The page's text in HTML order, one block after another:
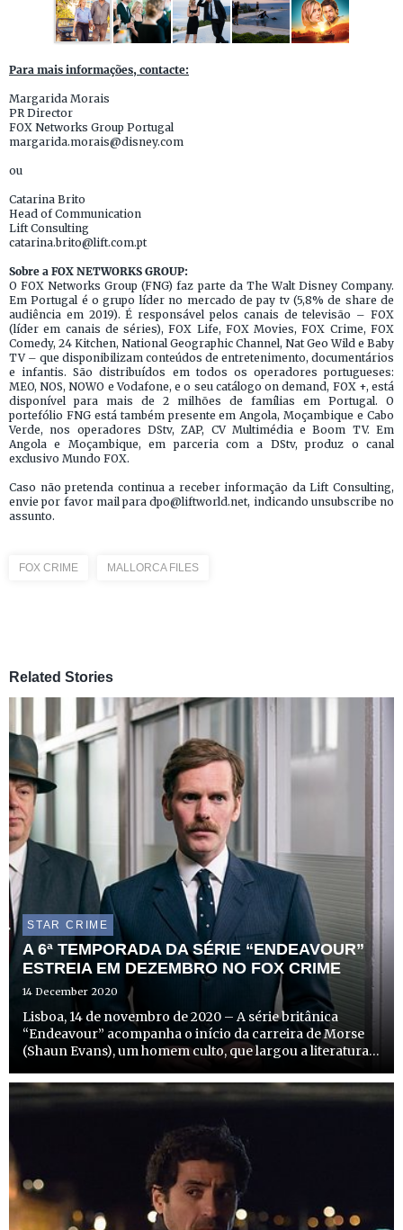
Para mais informações, contacte:
Margarida Morais
PR Director
FOX Networks Group Portugal
margarida.morais@disney.com
ou
Catarina Brito
Head of Communication
Lift Consulting
catarina.brito@lift.com.pt
Sobre a FOX NETWORKS GROUP:
O FOX Networks Group (FNG) faz parte da The Walt Disney Company.
Em Portugal é o grupo líder no mercado de pay tv (5,8% de share de
audiência em 2019). É responsável pelos canais de televisão – FOX
(líder em canais de séries), FOX Life, FOX Movies, FOX Crime, FOX
Comedy, 24 Kitchen, National Geographic Channel, Nat Geo Wild e Baby
TV – que disponibilizam conteúdos de entretenimento, documentários
e infantis. São distribuídos em todos os operadores portugueses:
MEO, NOS, NOWO e Vodafone, e o seu catálogo on demand, FOX +, está
disponível para mais de 2 milhões de famílias em Portugal. O
portefólio FNG está também presente em Angola, Moçambique e Cabo
Verde, nos operadores DStv, ZAP, CV Multimédia e Boom TV. Em
Angola e Moçambique, em parceria com a DStv, produz o canal
exclusivo Mundo FOX.
Caso não pretenda continua a receber informação da Lift Consulting,
envie por favor mail para dpo@liftworld.net, indicando unsubscribe no
assunto.
FOX CRIME MALLORCA FILES
Related Stories
STAR CRIME
A 6ª TEMPORADA DA SÉRIE “ENDEAVOUR”
ESTREIA EM DEZEMBRO NO FOX CRIME
14 December 2020
Lisboa, 14 de novembro de 2020 – A série britânica
“Endeavour” acompanha o início da carreira de Morse
(Shaun Evans), um homem culto, que largou a literatura
por se tornar no famoso e imortal Inspetor Endeavour